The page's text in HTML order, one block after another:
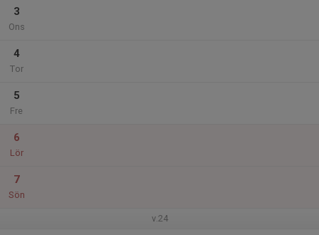
3
Ons
4
Tor
5
Fre
6
Lör
7
Sön
v.24